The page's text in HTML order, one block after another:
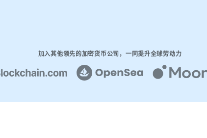
加入其他领先的加密货币公司，一同提升全球劳动力